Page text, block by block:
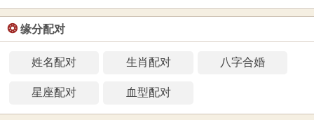
❂ 缘分配对
姓名配对 生肖配对 八字合婚
星座配对 血型配对